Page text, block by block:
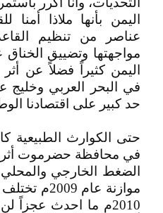
اليمن بأنها ملاذا
عناصر من تنظيم
مواجهتها وتضييق الخناق
اليمن كثيراً فضلاً عن
في البحر العربي وخليج
حد كبير على اقتصادنا
حتى الكوارث الطبيعية
في محافظة حضرموت أثر
الضغط الخارجي
موازنة عام
2010م ما احدث عجزاً